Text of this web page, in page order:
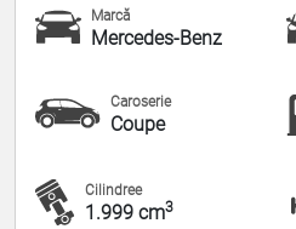
Marcă
Mercedes-Benz
Caroserie
Coupe
Cilindree
1.999 cm3